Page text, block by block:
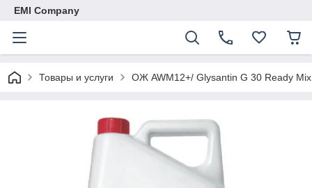
EMI Company
Товары и услуги ОЖ AWM12+/ Glysantin G 30 Ready Mix